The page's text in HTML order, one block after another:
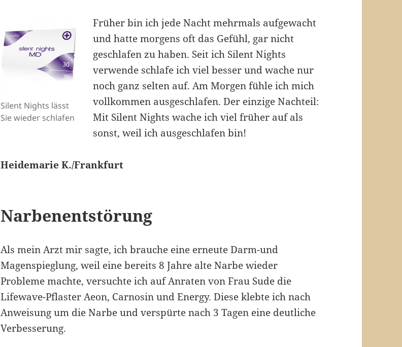
Silent Nights lässt
Sie wieder schlafen
Früher bin ich jede Nacht mehrmals aufgewacht
und hatte morgens oft das Gefühl, gar nicht
geschlafen zu haben. Seit ich Silent Nights
verwende schlafe ich viel besser und wache nur
noch ganz selten auf. Am Morgen fühle ich mich
vollkommen ausgeschlafen. Der einzige Nachteil:
Mit Silent Nights wache ich viel früher auf als
sonst, weil ich ausgeschlafen bin!
Heidemarie K./Frankfurt
Narbenentstörung
Als mein Arzt mir sagte, ich brauche eine erneute Darm-und
Magenspieglung, weil eine bereits 8 Jahre alte Narbe wieder
Probleme machte, versuchte ich auf Anraten von Frau Sude die
Lifewave-Pflaster Aeon, Carnosin und Energy. Diese klebte ich nach
Anweisung um die Narbe und verspürte nach 3 Tagen eine deutliche
Verbesserung.